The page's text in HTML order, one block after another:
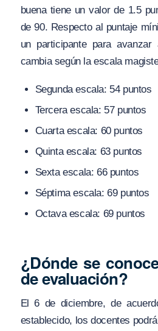
buena tiene un valor de 1.5
de 90. Respecto al puntaje
un participante para
cambia según la escala
Segunda escala: 54 puntos
Tercera escala: 57 puntos
Cuarta escala: 60 puntos
Quinta escala: 63 puntos
Sexta escala: 66 puntos
Séptima escala: 69 puntos
Octava escala: 69 puntos
¿Dónde se
de evaluación?
El 6 de diciembre, de
establecido, los docentes